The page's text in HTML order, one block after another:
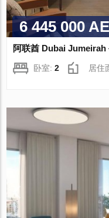
6 445 000
阿联酋 Dubai Jumeirah
卧室:2 居住